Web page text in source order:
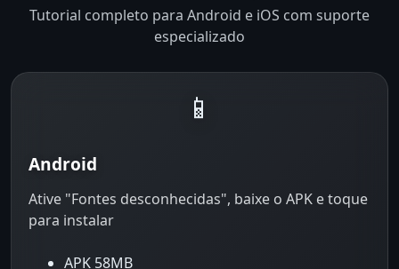
Tutorial completo para Android e iOS com suporte
especializado
📱
Android
Ative "Fontes desconhecidas", baixe o APK e toque
para instalar
APK 58MB